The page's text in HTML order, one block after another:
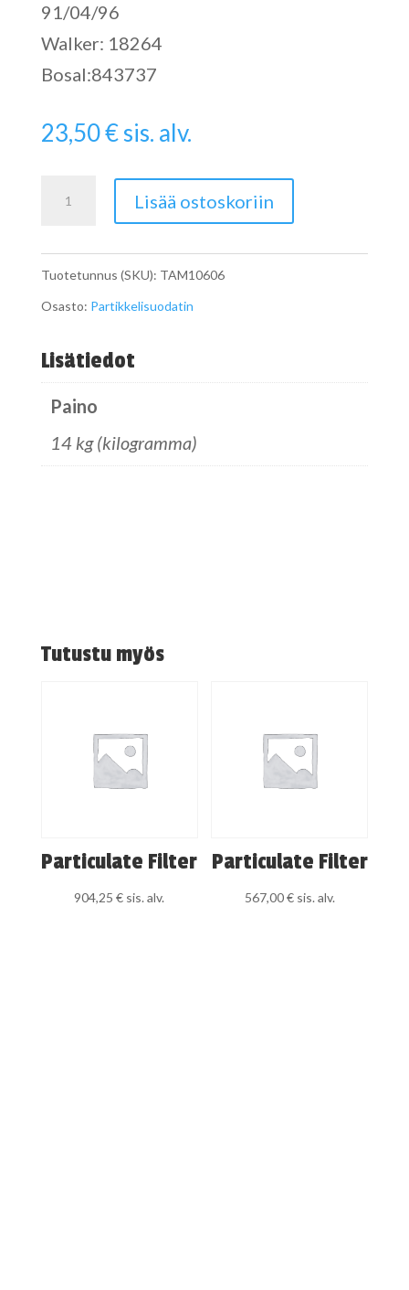
91/04/96
Walker: 18264
Bosal:843737
23,50€sis. alv.
Lisää ostoskoriin
Tuotetunnus (SKU): TAM10606
Osasto: Partikkelisuodatin
Lisätiedot
Paino
14 kg (kilogramma)
Tutustu myös
Particulate Filter
904,25€ sis. alv.
Particulate Filter
567,00€ sis. alv.